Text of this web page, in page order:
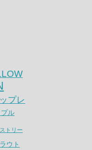
プレ
ル
ストリー
ラウト